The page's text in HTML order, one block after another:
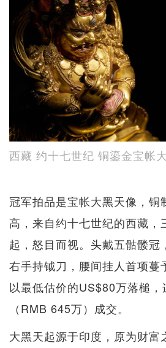
西藏 约十七世纪 铜鎏金宝帐
冠军拍品是宝帐大黑天像，铜
高，来自约十七世纪的西藏，
起，怒目而视。头戴五骷髅冠
右手持钺刀，腰间挂人首项蔓
以最低估价的US$80万落槌
（RMB 645万）成交。
大黑天起源于印度，原为财富